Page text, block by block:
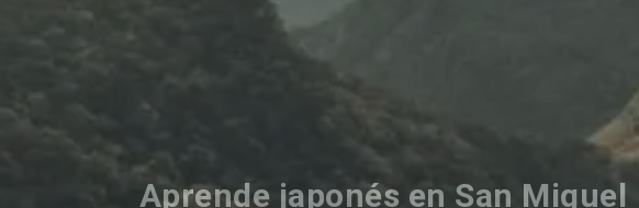
Aprende japonés en San Miguel